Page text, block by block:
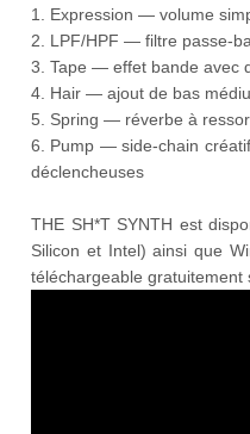
1. Expression — volume
2. LPF/HPF — filtre passe-
3. Tape — effet bande avec
4. Hair — ajout de bas
5. Spring — réverbe à
6. Pump — side-chain
déclencheuses
THE SH*T SYNTH est
Silicon et Intel) ainsi que
téléchargeable gratuitement